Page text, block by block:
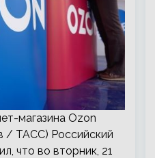
магазина Ozon
/ ТАСС) Российский
что во вторник, 21